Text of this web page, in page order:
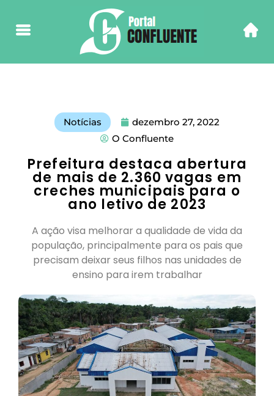
Notícias
dezembro 27, 2022
O Confluente
Prefeitura destaca abertura
de mais de 2.360 vagas em
creches municipais para o
ano letivo de 2023
A ação visa melhorar a qualidade de vida da
população, principalmente para os pais que
precisam deixar seus filhos nas unidades de
ensino para irem trabalhar